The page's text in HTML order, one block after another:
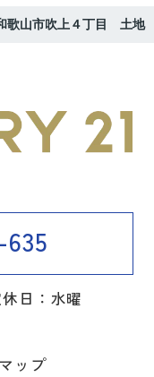
歌山市吹上４丁目 土地
日：水曜
ップ